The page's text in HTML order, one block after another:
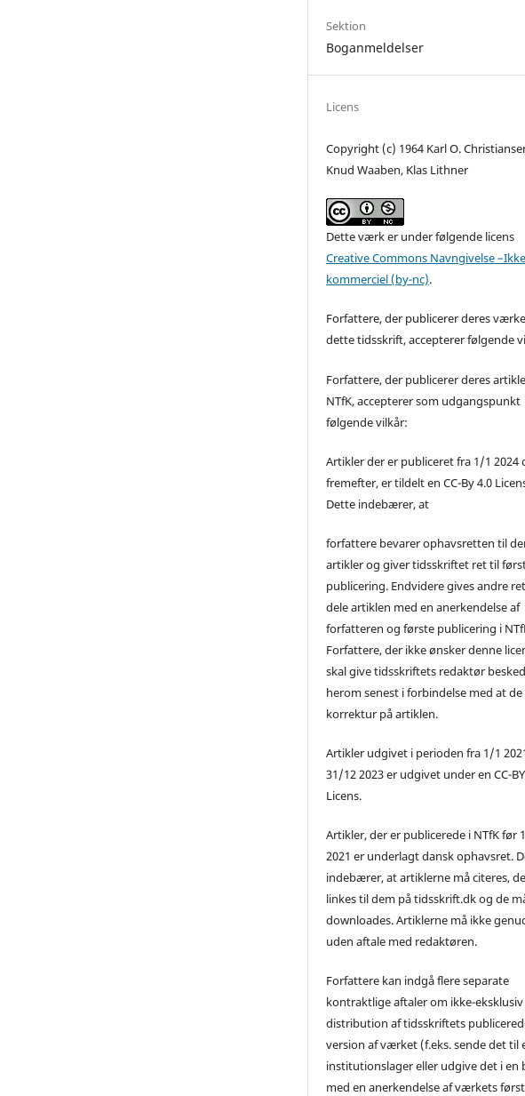
Sektion
Boganmeldelser
Licens
Copyright (c) 1964 Karl O.
Knud Waaben, Klas Lithner
Dette værk er under følgende licens
Creative Commons Navngivelse
kommerciel (by-nc).
Forfattere, der publicerer deres
dette tidsskrift, accepterer følgende
Forfattere, der publicerer deres
NTfK, accepterer som udgangspunkt
følgende vilkår:
Artikler der er publiceret fra 1/1 2024
fremefter, er tildelt en CC-By 4.0
Dette indebærer, at
forfattere bevarer ophavsretten til
artikler og giver tidsskriftet ret til
publicering. Endvidere gives andre
dele artiklen med en anerkendelse af
forfatteren og første publicering i
Forfattere, der ikke ønsker denne
skal give tidsskriftets redaktør besked
herom senest i forbindelse med at
korrektur på artiklen.
Artikler udgivet i perioden fra 1/1
31/12 2023 er udgivet under en CC-
Licens.
Artikler, der er publicerede i NTfK før
2021 er underlagt dansk ophavsret.
indebærer, at artiklerne må citeres,
linkes til dem på tidsskrift.dk og de
downloades. Artiklerne må ikke
uden aftale med redaktøren.
Forfattere kan indgå flere separate
kontraktlige aftaler om ikke-eksklusiv
distribution af tidsskriftets
version af værket (f.eks. sende det til
institutionslager eller udgive det i en
med en anerkendelse af værkets